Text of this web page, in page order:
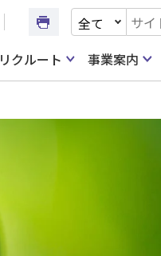
文書種別を選択
検索
リクルート 事業案内